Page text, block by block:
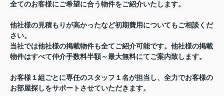
全てのお客様にご希望に合う物件をご紹介いたします。
他社様の見積もりが高かったなど初期費用についてもご相談くだ
さい。
当社では他社様の掲載物件も全てご紹介可能です。他社様の掲載
物件はすべて仲介手数料半額～最大無料にてご案内致します。
お客様１組ごとに専任のスタッフ１名が担当し、全力でお客様の
お部屋探しをサポートさせていただきます。